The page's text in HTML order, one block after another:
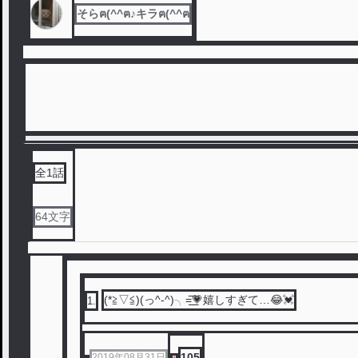
そらฅ(^^ฅ♪キラฅ(^^ฅ
全1話
64文字
1 (*≧▽≦)(っ^-^)╮=͟͟͞͞💗嬉しすぎて…😂💓